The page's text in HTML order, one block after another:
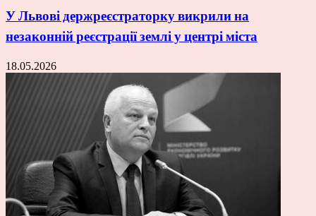
У Львові держреєстраторку викрили на
незаконній реєстрації землі у центрі міста
18.05.2026